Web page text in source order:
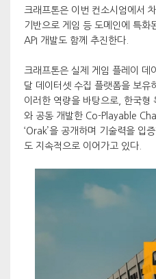
크래프톤은 이번 컨소시엄에서
기반으로 게임 등 도메인에 특화
API 개발도 함께 추진한다.
크래프톤은 실제 게임 플레이
달 데이터셋 수집 플랫폼을 보유
이러한 역량을 바탕으로, 한국형
와 공동 개발한 Co-Playable
‘Orak’을 공개하며 기술력을 입
도 지속적으로 이어가고 있다.